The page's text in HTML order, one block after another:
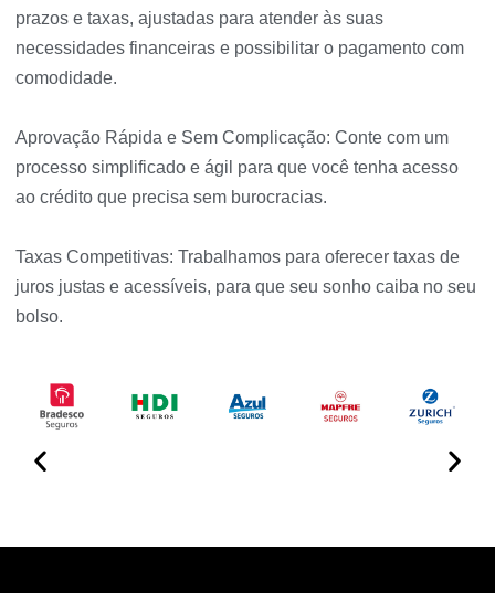
prazos e taxas, ajustadas para atender às suas
necessidades financeiras e possibilitar o pagamento com
comodidade.
Aprovação Rápida e Sem Complicação: Conte com um
processo simplificado e ágil para que você tenha acesso
ao crédito que precisa sem burocracias.
Taxas Competitivas: Trabalhamos para oferecer taxas de
juros justas e acessíveis, para que seu sonho caiba no seu
bolso.